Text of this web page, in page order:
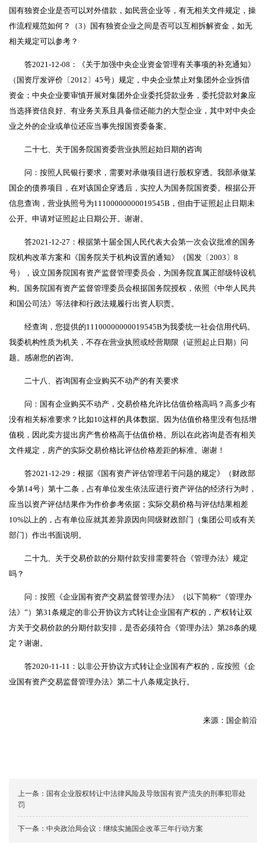
国有独资企业是否可以对外借款，如民营企业等，有无相关文件规定，操
作流程规范如何？（3）国有独资企业之间是否可以互相拆解资金，如无
相关规定可以参考？
答2021-12-08：《关于加强中央企业资金管理有关事项的补充通知》
（国资厅发评价〔2012〕45号）规定，中央企业禁止对集团外企业拆借
资金；中央企业要审慎开展对集团外企业委托贷款业务，委托贷款对象应
当选择资信良好、有业务关系且具备偿还能力的大型企业，其中对中央企
业之外的企业或单位还应当事先报国资委备案。
二十七、关于国务院国资委营业执照起始日期的咨询
问：按照人民银行要求，需要对承做项目进行股权穿透。我部承做某
国企的债券项目，在对该国企穿透后，实控人为国务院国资委。根据公开
信息查询，营业执照号为11100000000019545B，但由于证照起止日期未
公开。申请对证照起止日期公开。谢谢。
答2021-12-27：根据第十届全国人民代表大会第一次会议批准的国务
院机构改革方案和《国务院关于机构设置的通知》（国发〔2003〕8
号），设立国务院国有资产监督管理委员会，为国务院直属正部级特设机
构。国务院国有资产监督管理委员会根据国务院授权，依照《中华人民共
和国公司法》等法律和行政法规履行出资人职责。
经查询，您提供的11100000000019545B为我委统一社会信用代码。
我委机构性质为机关，不存在营业执照或经营期限（证照起止日期）问
题。感谢您的咨询。
二十八、咨询国有企业购买不动产的有关要求
问：国有企业购买不动产，交易价格允许比估值价格高吗？高多少有
没有相关标准要求？比如10这样的具体数据。因为估值价格里没有包括增
值税，因此卖方提出房产售价格高于估值价格。所以在此咨询是否有相关
文件规定，房产的实际交易价格比评估价格差距的标准。谢谢！
答2021-12-29：根据《国有资产评估管理若干问题的规定》（财政部
令第14号）第十二条，占有单位发生依法应进行资产评估的经济行为时，
应当以资产评估结果作为作价参考依据；实际交易价格与评估结果相差
10%以上的，占有单位应就其差异原因向同级财政部门（集团公司或有关
部门）作出书面说明。
二十九、关于交易价款的分期付款安排需要符合《管理办法》规定
吗？
问：按照《企业国有资产交易监督管理办法》（以下简称“《管理办
法》”）第31条规定的非公开协议方式转让企业国有产权的，产权转让双
方关于交易价款的分期付款安排，是否必须符合《管理办法》第28条的规
定？谢谢。
答2020-11-11：以非公开协议方式转让企业国有产权的，应按照《企
业国有资产交易监督管理办法》第二十八条规定执行。
来源：国企前沿
上一条： 国有企业股权转让中法律风险及导致国有资产流失的刑事犯罪处
罚
下一条： 中央政治局会议：继续实施国企改革三年行动方案